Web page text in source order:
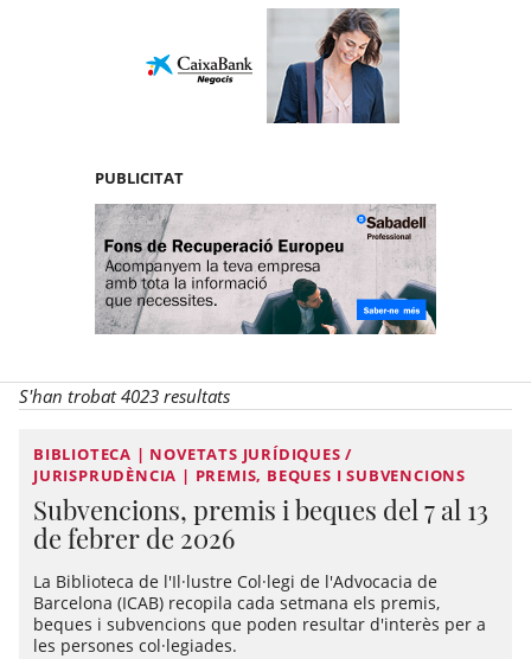
PUBLICITAT
S'han trobat 4023 resultats
BIBLIOTECA | NOVETATS JURÍDIQUES /
JURISPRUDÈNCIA | PREMIS, BEQUES I SUBVENCIONS
Subvencions, premis i beques del 7 al 13
de febrer de 2026
La Biblioteca de l'Il·lustre Col·legi de l'Advocacia de
Barcelona (ICAB) recopila cada setmana els premis,
beques i subvencions que poden resultar d'interès per a
les persones col·legiades.